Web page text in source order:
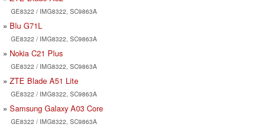
GE8322 / IMG8322, SC9863A
Blu G71L
GE8322 / IMG8322, SC9863A
Nokia C21 Plus
GE8322 / IMG8322, SC9863A
ZTE Blade A51 Lite
GE8322 / IMG8322, SC9863A
Samsung Galaxy A03 Core
GE8322 / IMG8322, SC9863A